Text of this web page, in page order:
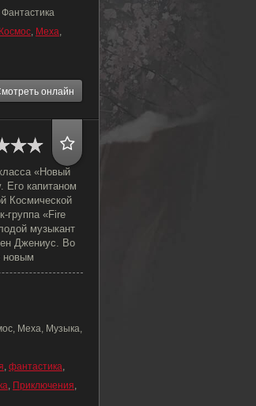
Космос, Меха,
онлайн
«Новый
Его капитаном
Космической
группа «Fire
музыкант
Джениус. Во
новым
Меха, Музыка,
, фантастика,
, Приключения,